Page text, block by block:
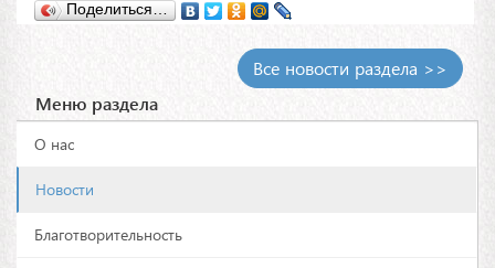
Поделиться…
Все новости раздела >>
Меню раздела
О нас
Новости
Благотворительность